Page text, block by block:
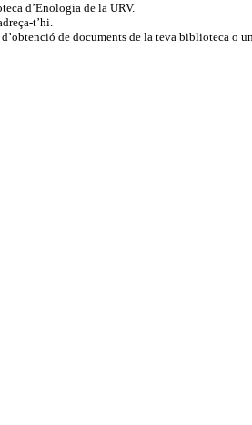
d’Enologia de la URV.
t’hi.
de documents de la teva biblioteca o